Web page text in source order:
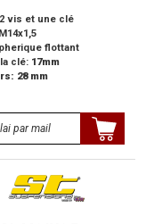
vis et une clé
M14x1,5
flottant
clé: 17mm
28 mm
par mail